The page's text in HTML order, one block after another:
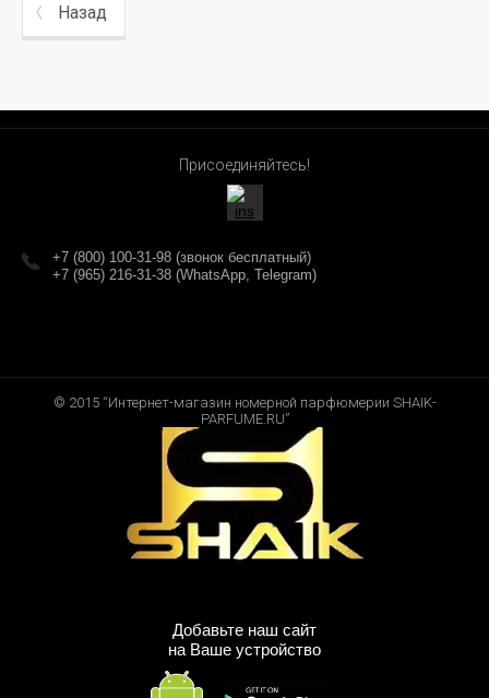
Назад
Присоединяйтесь!
+7 (800) 100-31-98 (звонок бесплатный)
+7 (965) 216-31-38 (WhatsApp, Telegram)
© 2015 “Интернет-магазин номерной парфюмерии SHAIK-
PARFUME.RU”
Добавьте наш сайт
на Ваше устройство